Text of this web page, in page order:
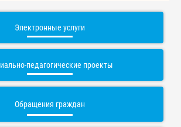
Электронные услуги
педагогические проекты
Обращения граждан